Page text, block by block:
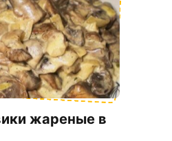
жареные в